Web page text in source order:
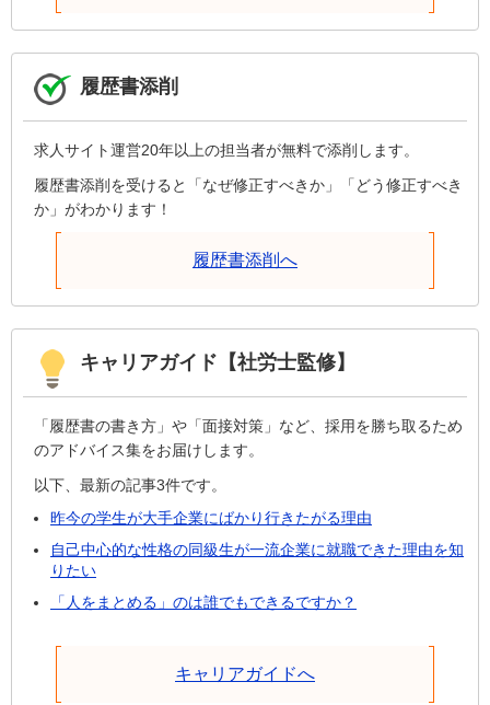
履歴書添削
求人サイト運営20年以上の担当者が無料で添削します。
履歴書添削を受けると「なぜ修正すべきか」「どう修正すべき
か」がわかります！
履歴書添削へ
キャリアガイド【社労士監修】
「履歴書の書き方」や「面接対策」など、採用を勝ち取るため
のアドバイス集をお届けします。
以下、最新の記事3件です。
昨今の学生が大手企業にばかり行きたがる理由
自己中心的な性格の同級生が一流企業に就職できた理由を知
りたい
「人をまとめる」のは誰でもできるですか？
キャリアガイドへ